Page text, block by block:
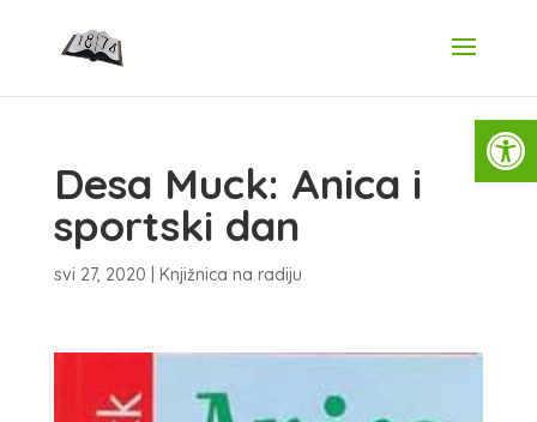
Desa Muck: Anica i
sportski dan
svi 27, 2020 Knjižnica na radiju